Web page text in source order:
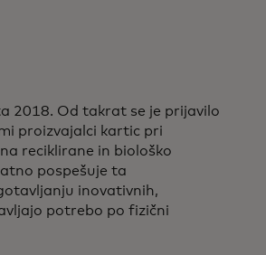
2018. Od takrat se je prijavilo
proizvajalci kartic pri
reciklirane in biološko
pospešuje ta
inovativnih,
potrebo po fizični